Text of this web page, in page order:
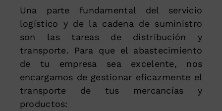
Una parte fundamental del servicio
logístico y de la cadena de suministro
son las tareas de distribución y
transporte. Para que el abastecimiento
de tu empresa sea excelente, nos
encargamos de gestionar eficazmente el
transporte de tus mercancías y
productos: